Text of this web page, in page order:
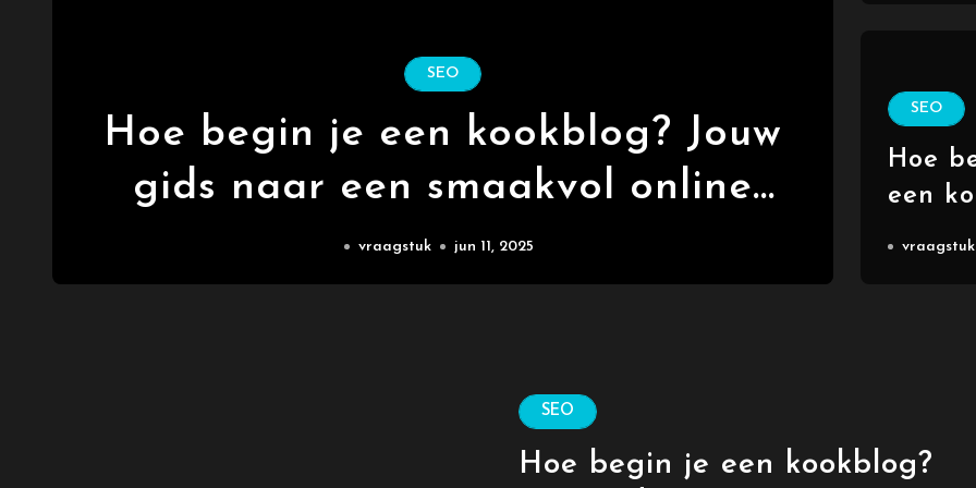
SEO
Hoe begin je een kookblog? Jouw
gids naar een smaakvol online
avontuur
vraagstuk jun 11, 2025
SEO
Hoe
een
Jouw
vraagstuk
SEO
Hoe begin je een kookblog?